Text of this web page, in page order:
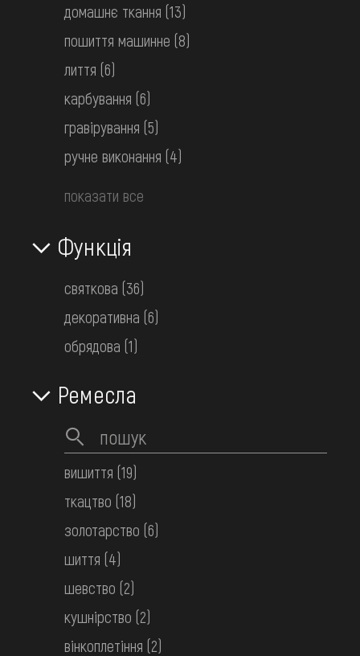
кін. 19 ст.
Сорочка вишита жіноча
Середня Наддніпрянщина. Київщина
І пол. 20 ст.
домашнє ткання (13)
пошиття машинне (8)
лиття (6)
карбування (6)
гравірування (5)
ручне виконання (4)
показати все
Функція
святкова (36)
декоративна (6)
обрядова (1)
Ремесла
вишиття (19)
ткацтво (18)
золотарство (6)
шиття (4)
шевство (2)
кушнірство (2)
вінкоплетіння (2)